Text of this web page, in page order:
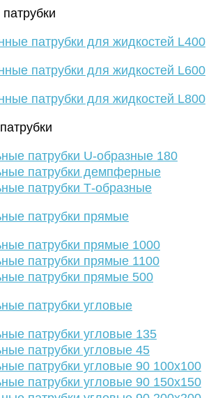
патрубки для жидкостей L400
патрубки для жидкостей L600
патрубки для жидкостей L800
патрубки U-образные 180
патрубки демпферные
патрубки Т-образные
патрубки прямые
патрубки прямые 1000
патрубки прямые 1100
патрубки прямые 500
патрубки угловые
патрубки угловые 135
патрубки угловые 45
патрубки угловые 90 100х100
патрубки угловые 90 150х150